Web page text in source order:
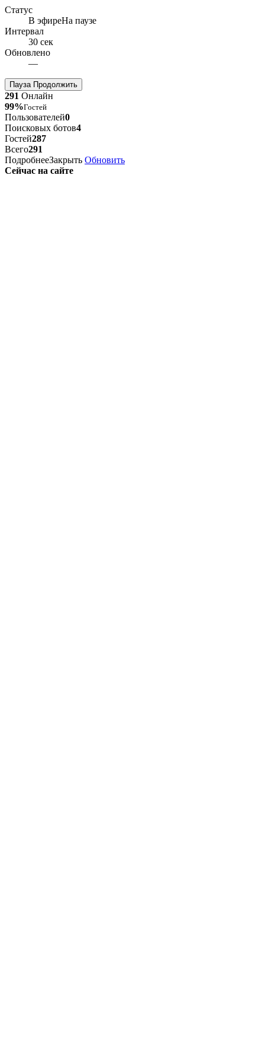
Статус
В эфиреНа паузе
Интервал
30 сек
Обновлено
—
ПаузаПродолжить
291 Онлайн
99%Гостей
Пользователей0
Поисковых ботов4
Гостей287
Всего291
ПодробнееЗакрыть Обновить
Сейчас на сайте